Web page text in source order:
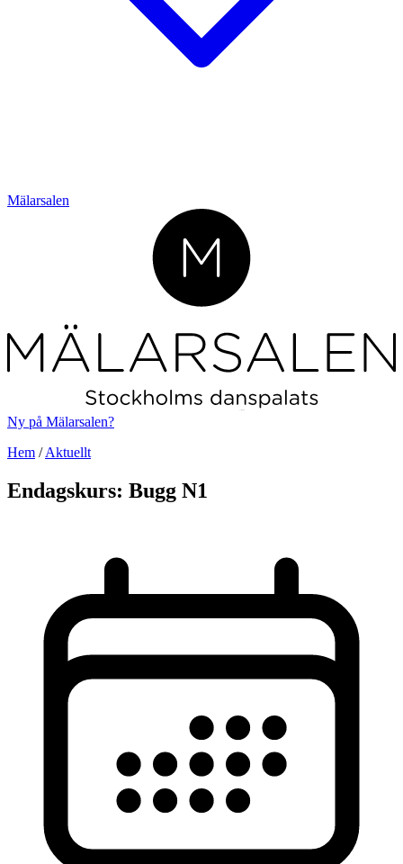
Mälarsalen
em ipsum
Ny på Mälarsalen?
Hem /Aktuellt
Endagskurs: Bugg N1